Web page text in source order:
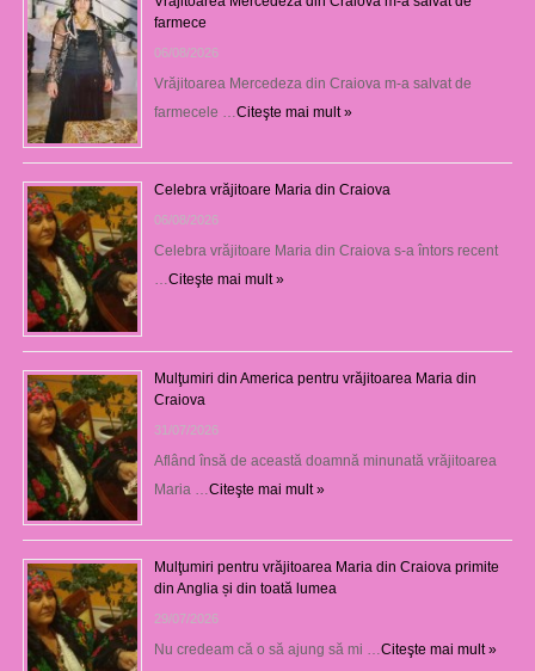
farmece
06/08/2026
Vrăjitoarea Mercedeza din Craiova m-a salvat de
farmecele … Citeşte mai mult »
Celebra vrăjitoare Maria din Craiova
06/08/2026
Celebra vrăjitoare Maria din Craiova s-a întors recent
Citeşte mai mult »
Mulţumiri din America pentru vrăjitoarea Maria din
Craiova
31/07/2026
Aflând însă de această doamnă minunată vrăjitoarea
Maria … Citeşte mai mult »
Mulţumiri pentru vrăjitoarea Maria din Craiova primite
din Anglia și din toată lumea
29/07/2026
Nu credeam că o să ajung să mi … Citeşte mai mult »